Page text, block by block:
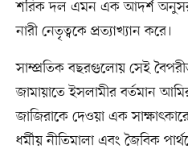
শরিক দল এমন এক আদর্শ
নারী নেতৃত্বকে প্রত্যাখ্যান করে।
সাম্প্রতিক বছরগুলোয় সেই
জামায়াতে ইসলামীর বর্তমান
জাজিরাকে দেওয়া এক
ধর্মীয় নীতিমালা এবং জৈবিক